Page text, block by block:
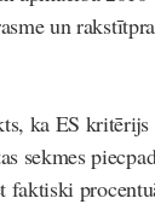
un
ka ES kritērijs
sekmes
faktiski